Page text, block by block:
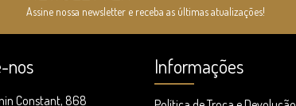
Assine nossa newsletter e receba as últimas atualizações!
nos
Constant, 868
Informações